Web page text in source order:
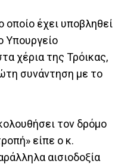
έχει υποβληθεί
Υπουργείο
χέρια της Τρόικας,
συνάντηση με το
τον δρόμο
είπε ο κ.
αισιοδοξία